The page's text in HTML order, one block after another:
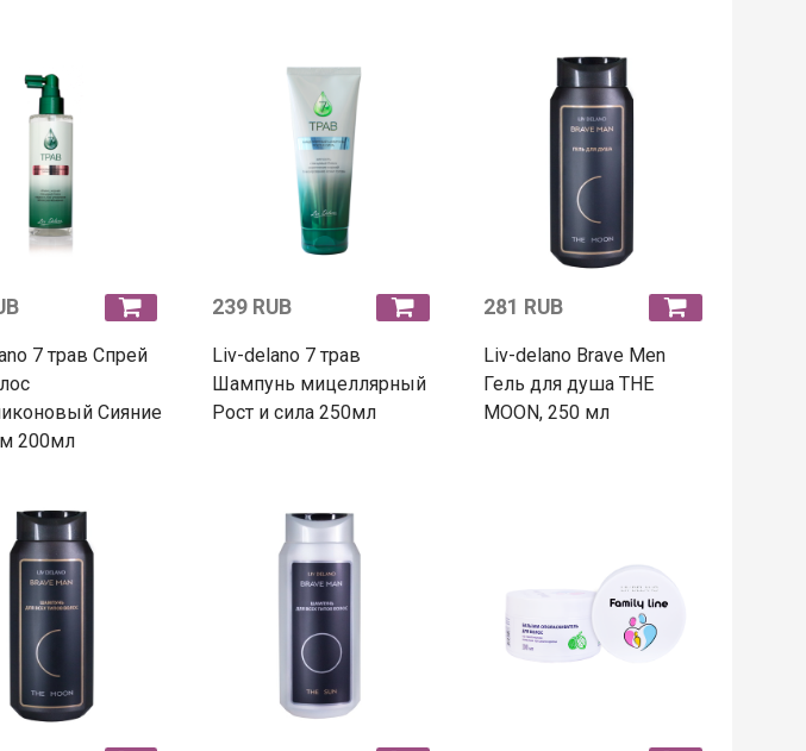
7 трав Спрей
Сияние
200мл
239 RUB
Liv-delano 7 трав
Шампунь мицеллярный
Рост и сила 250мл
281 RUB
Liv-delano Brave Men
Гель для душа THE
MOON, 250 мл